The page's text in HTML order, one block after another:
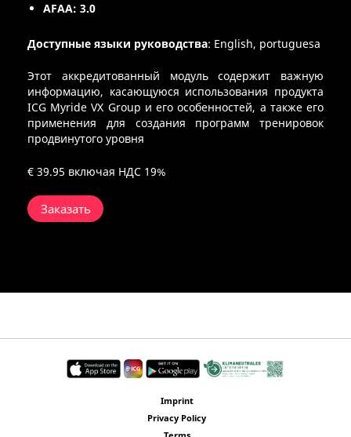
AFAA: 3.0
Доступные языки руководства: English, portuguesa
Этот аккредитованный модуль содержит важную
информацию, касающуюся использования продукта
ICG Myride VX Group и его особенностей, а также его
применения для создания программ тренировок
продвинутого уровня
€ 39.95 включая НДС 19%
Заказать
Imprint
Privacy Policy